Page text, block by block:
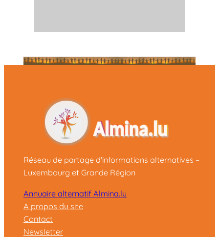
Réseau de partage d'informations alternatives –
Luxembourg et Grande Région
Annuaire alternatif Almina.lu
A propos du site
Contact
Newsletter